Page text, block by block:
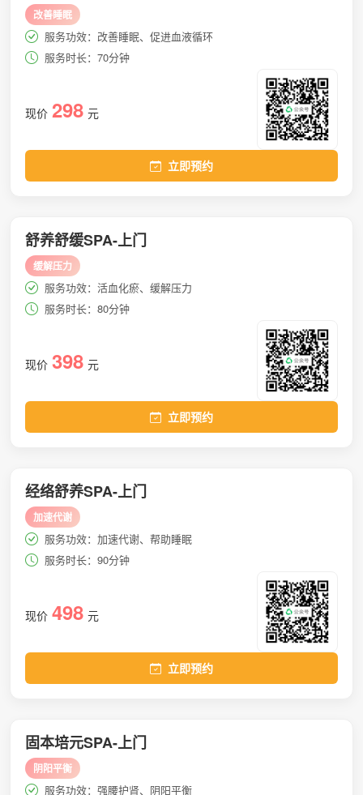
改善睡眠
服务功效：改善睡眠、促进血液循环
服务时长：70分钟
现价 298 元
立即预约
舒养舒缓SPA-上门
缓解压力
服务功效：活血化瘀、缓解压力
服务时长：80分钟
现价 398 元
立即预约
经络舒养SPA-上门
加速代谢
服务功效：加速代谢、帮助睡眠
服务时长：90分钟
现价 498 元
立即预约
固本培元SPA-上门
阴阳平衡
服务功效：强腰护肾、阴阳平衡